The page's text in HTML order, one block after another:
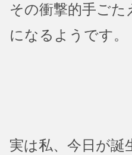
その衝撃的手ごた
になるようです。
実は私、今日が誕